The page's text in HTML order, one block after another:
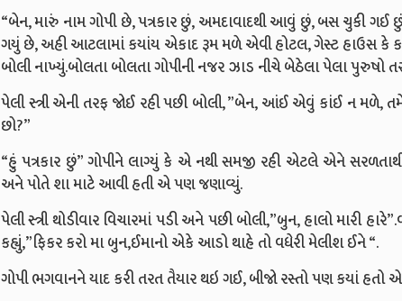
“બેન, મારું નામ ગોપી છે, પત્રકાર છું, અમદાવાદથી આવું છું, બસ ચુકી
ગયું છે, અહી આટલામાં કયાંય એકાદ રૂમ મળે એવી હોટલ, ગેસ્ટ હાઉસ કે
બોલી નાખ્યું.બોલતા બોલતા ગોપીની નજર ઝાડ નીચે બેઠેલા પેલા પુરુષો
પેલી સ્ત્રી એની તરફ જોઈ રહી પછી બોલી, ”બેન, આંઈ એવું કાંઈ ન મળે,
છો?”
“હું પત્રકાર છું” ગોપીને લાગ્યું કે એ નથી સમજી રહી એટલે એને
અને પોતે શા માટે આવી હતી એ પણ જણાવ્યું.
પેલી સ્ત્રી થોડીવાર વિચારમાં પડી અને પછી બોલી,”બુન, હાલો મારી
કહ્યું,”ફિકર કરો મા બુન,ઈમાનો એકે આડો થાહે તો વધેરી મેલીશ ઈને “.
ગોપી ભગવાનને યાદ કરી તરત તૈયાર થઇ ગઈ, બીજો રસ્તો પણ કયાં હતો